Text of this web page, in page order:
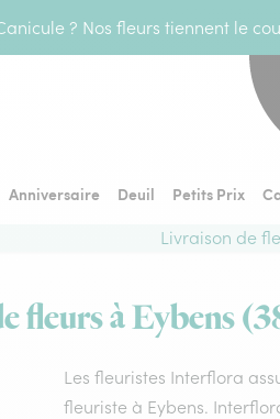
? Nos fleurs tiennent le
Anniversaire Deuil Petits Prix
Livraison de
fleurs à Eybens
Les fleuristes Interflora
fleuriste à Eybens.